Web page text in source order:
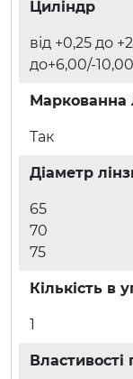
Циліндр
від +0,25 до
до+6,00/-10,00
Маркованна
Так
Діаметр
65
70
75
Кількість в
1
Властивості